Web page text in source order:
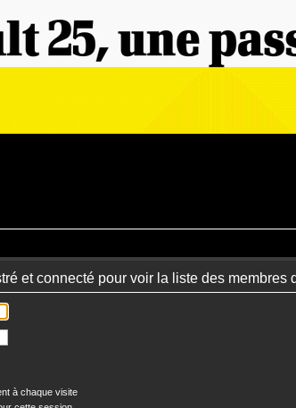
et connecté pour voir la liste des membres
à chaque visite